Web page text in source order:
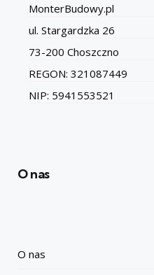
MonterBudowy.pl
ul. Stargardzka 26
73-200 Choszczno
REGON: 321087449
NIP: 5941553521
O nas
O nas